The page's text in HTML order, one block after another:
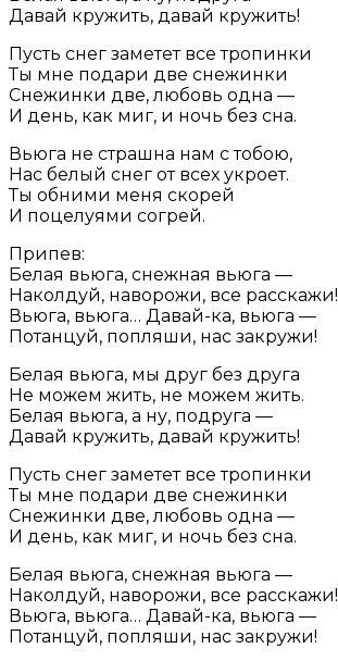
Давай кружить, давай кружить!
Пусть снег заметет все тропинки
Ты мне подари две снежинки
Снежинки две, любовь одна —
И день, как миг, и ночь без сна.
Вьюга не страшна нам с тобою,
Нас белый снег от всех укроет.
Ты обними меня скорей
И поцелуями согрей.
Припев:
Белая вьюга, снежная вьюга —
Наколдуй, наворожи, все расскажи!
Вьюга, вьюга… Давай-ка, вьюга —
Потанцуй, попляши, нас закружи!
Белая вьюга, мы друг без друга
Не можем жить, не можем жить.
Белая вьюга, а ну, подруга —
Давай кружить, давай кружить!
Пусть снег заметет все тропинки
Ты мне подари две снежинки
Снежинки две, любовь одна —
И день, как миг, и ночь без сна.
Белая вьюга, снежная вьюга —
Наколдуй, наворожи, все расскажи!
Вьюга, вьюга… Давай-ка, вьюга —
Потанцуй, попляши, нас закружи!